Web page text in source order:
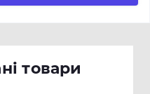
товари